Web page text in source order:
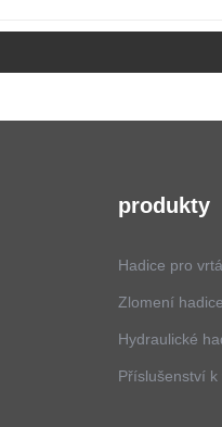
produkty
Hadice pro
Zlomení hadice
Hydraulické
Příslušenství